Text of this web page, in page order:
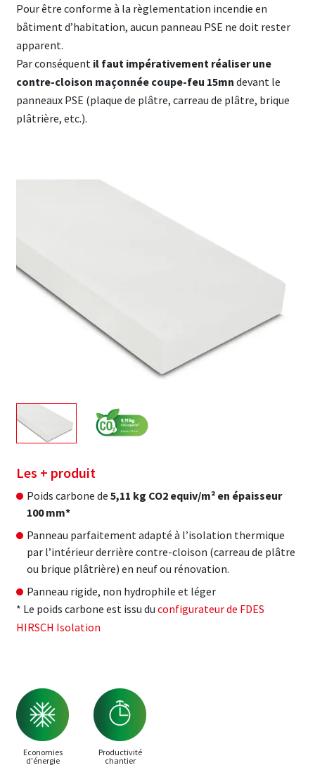
Pour être conforme à la règlementation incendie en
bâtiment d’habitation, aucun panneau PSE ne doit rester
apparent.
Par conséquent il faut impérativement réaliser une
contre-cloison maçonnée coupe-feu 15mn devant le
panneaux PSE (plaque de plâtre, carreau de plâtre, brique
plâtrière, etc.).
Les + produit
Poids carbone de 5,11 kg CO2 equiv/m² en épaisseur
100 mm*
Panneau parfaitement adapté à l’isolation thermique
par l’intérieur derrière contre-cloison (carreau de plâtre
ou brique plâtrière) en neuf ou rénovation.
Panneau rigide, non hydrophile et léger
* Le poids carbone est issu du configurateur de FDES
HIRSCH Isolation
Economies
d'énergie
Productivité
chantier